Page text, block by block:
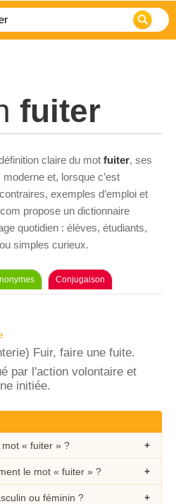
fuiter
claire du mot fuiter, ses
et, lorsque c’est
exemples d’emploi et
propose un dictionnaire
quotidien : élèves, étudiants,
simples curieux.
Conjugaison
Fuir, faire une fuite.
par l'action volontaire et
initiée.
« fuiter » ?
le mot « fuiter » ?
ou féminin ?